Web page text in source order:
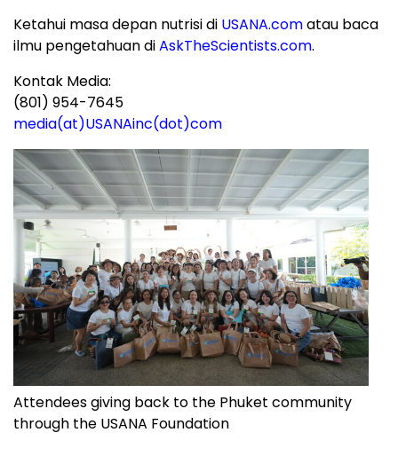
Ketahui masa depan nutrisi di USANA.comatau baca
ilmu pengetahuan diAskTheScientists.com.
Kontak Media:
(801) 954-7645
media(at)USANAinc(dot)com
Attendees giving back to the Phuket community
through the USANA Foundation